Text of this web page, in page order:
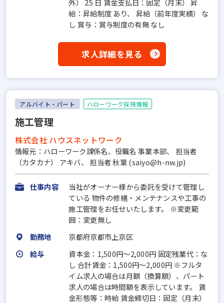
外） 25 日 賃金支払日：固定（月末） 昇
給：昇給制度 あり、 昇給（前年度実績） な
し 賞与：賞与制度の有無 なし
求人詳細を見る
アルバイト・パート ハローワーク採用情報
施工管理
株式会社 ハウスネットワーク
情報元：ハローワーク課係名、役職名 事業本部、 担当者
（カタカナ） アキバ、 担当者 秋葉 (saiyo@h-nw.jp)
仕事内容
当社がオーナー様から委託を受けて管理し
ている 物件の修繕・メンテナンスや工事の
施工管理をお任せいたします。 ※変更範
囲：変更無し
勤務地
京都府京都市上京区
給与
資本金：1,500円〜2,000円 固定残業代：な
し 合計賃金：1,500円～2,000円 ※フルタ
イム求人の場合は月額（換算額）、パート
求人の場合は時間額を表示しています。 賃
金形態等：時給 賃金締切日：固定（月末）